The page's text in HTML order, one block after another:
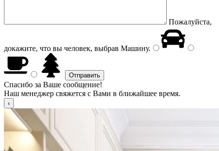
Пожалуйста,
докажите, что вы человек, выбрав Машину.
Спасибо за Ваше сообщение!
Наш менеджер свяжется с Вами в ближайшее время.